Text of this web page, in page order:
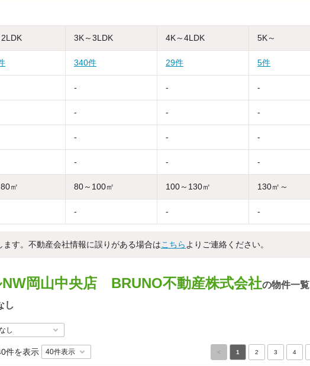
3K～3LDK 4K～4LDK 5K～
340件 29件 5件
- - -
- - -
- - -
- - -
㎡ 80～100㎡ 100～130㎡ 130㎡～
- - -
す。不動産会社情報に誤りがある場合はこちら よりご連絡ください。
岡山中央店 BRUNO不動産株式会社の物件一覧
し
件を表示 < 1 2 3 4